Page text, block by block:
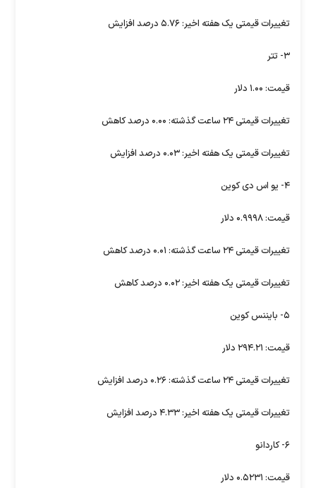
تغییرات قیمتی یک هفته اخیر: ۵.۷۶ درصد افزایش
۳- تتر
قیمت: ۱.۰۰ دلار
تغییرات قیمتی ۲۴ ساعت گذشته: ۰.۰۰ درصد کاهش
تغییرات قیمتی یک هفته اخیر: ۰.۰۳ درصد افزایش
۴- یو اس دی کوین
قیمت: ۰.۹۹۹۸ دلار
تغییرات قیمتی ۲۴ ساعت گذشته: ۰.۰۱ درصد کاهش
تغییرات قیمتی یک هفته اخیر: ۰.۰۲ درصد کاهش
۵- بایننس کوین
قیمت: ۲۹۴.۲۱ دلار
تغییرات قیمتی ۲۴ ساعت گذشته: ۰.۲۶ درصد افزایش
تغییرات قیمتی یک هفته اخیر: ۴.۳۳ درصد افزایش
۶- کاردانو
قیمت: ۰.۵۲۳۱ دلار